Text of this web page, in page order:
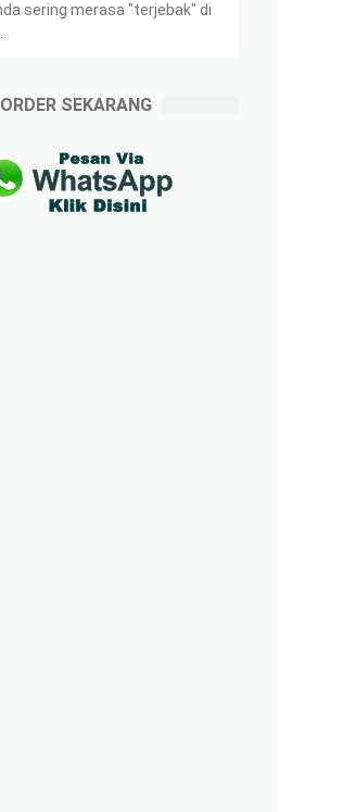
sering merasa "terjebak" di
ORDER SEKARANG